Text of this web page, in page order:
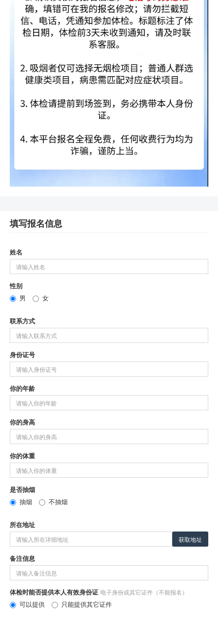
填写报名信息
姓名
性别
男
女
联系方式
身份证号
你的年龄
你的身高
你的体重
是否抽烟
抽烟
不抽烟
所在地址
获取地址
备注信息
体检时能否提供本人有效身份证 电子身份或其它证件（不能报名）
可以提供 只能提供其它证件